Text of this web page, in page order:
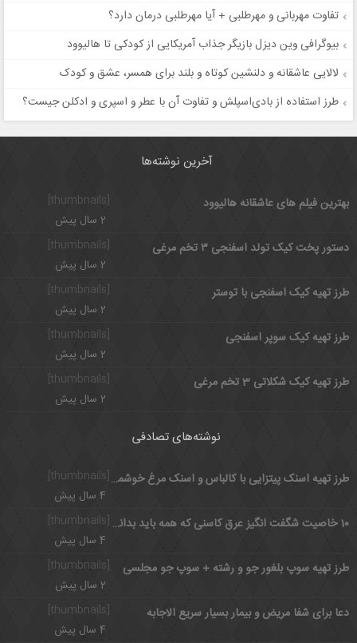
تفاوت مهربانی و مهرطلبی + آیا مهرطلبی درمان دارد؟
بیوگرافی وین دیزل بازیگر جذاب آمریکایی از کودکی تا هالیوود
لالایی عاشقانه و دلنشین کوتاه و بلند برای همسر، عشق و کودک
طرز استفاده از بادی‌اسپلش و تفاوت آن با عطر و اسپری و ادکلن جیست؟
آخرین نوشته‌ها
بهترین فیلم های عاشقانه هالیوود
2 سال پیش
[thumbnails]
دستور پخت کیک تولد اسفنجی ۳ تخم مرغی
2 سال پیش
طرز تهیه کیک اسفنجی با توستر
2 سال پیش
[thumbnails]
طرز تهیه کیک سوپر اسفنجی
2 سال پیش
طرز تهیه کیک شکلاتی 3 تخم مرغی
2 سال پیش
نوشته‌های تصادفی
[thumbnails] طرز تهیه اسنک پیتزایی با کالباس و اسنک مرغ خوشمزه و فست فودی
4 سال پیش
10 خاصیت شگفت انگیز عرق کاسنی که همه باید بدانند
4 سال پیش
[thumbnails]
طرز تهیه سوپ بلغور جو و رشته + سوپ جو مجلسی
2 سال پیش
دعا برای شفا مریض و بیمار بسیار سریع الاجابه
4 سال پیش